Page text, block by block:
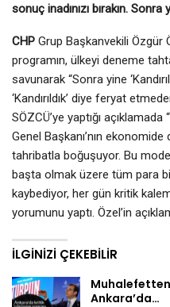
sonuç inadınızı bırakın. Sonra
CHP Grup Başkanvekili Özgür
programın, ülkeyi deneme
savunarak “Sonra yine
‘Kandırıldık’ diye feryat
SÖZCÜ’ye yaptığı
Genel Başkanı’nın
tahribatla boğuşuyor. Bu
başta olmak üzere tüm para
kaybediyor, her gün kritik
yorumunu yaptı. Özel’in
İLGINIZI ÇEKEBILIR
Ankara’da…